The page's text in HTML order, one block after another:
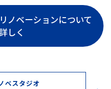
ノベーションについて
しく
ベスタジオ